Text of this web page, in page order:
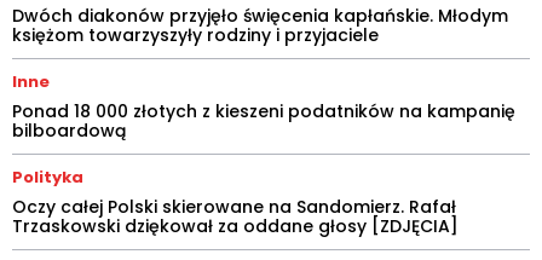
Dwóch diakonów przyjęło święcenia kapłańskie. Młodym
księżom towarzyszyły rodziny i przyjaciele
Inne
Ponad 18 000 złotych z kieszeni podatników na kampanię
bilboardową
Polityka
Oczy całej Polski skierowane na Sandomierz. Rafał
Trzaskowski dziękował za oddane głosy [ZDJĘCIA]